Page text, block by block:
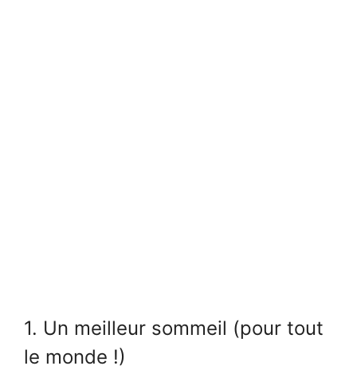
1. Un meilleur sommeil (pour tout
le monde !)